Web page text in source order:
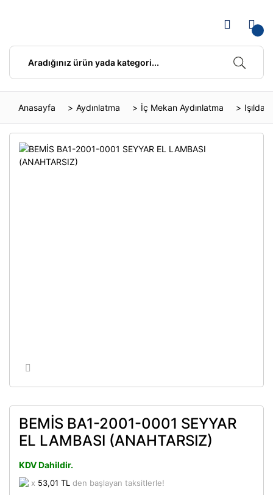
Anasayfa Aydınlatma İç Mekan Aydınlatma
BEMİS BA1-2001-0001 SEYYAR
EL LAMBASI (ANAHTARSIZ)
KDV Dahildir.
x 53,01 TL den başlayan taksitlerle!